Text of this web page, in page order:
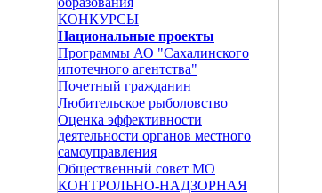
КОНКУРСЫ
Национальные проекты
Программы АО "Сахалинского
ипотечного агентства"
Почетный гражданин
Любительское рыболовство
Оценка эффективности
деятельности органов местного
самоуправления
Общественный совет МО
КОНТРОЛЬНО-НАДЗОРНАЯ